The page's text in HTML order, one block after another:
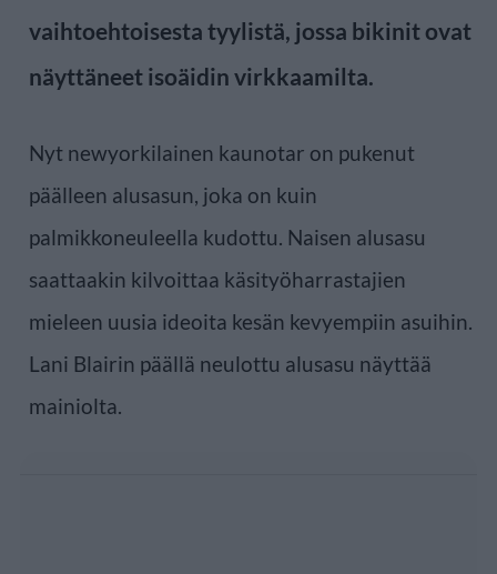
vaihtoehtoisesta tyylistä, jossa bikinit ovat
näyttäneet isoäidin virkkaamilta.
Nyt newyorkilainen kaunotar on pukenut
päälleen alusasun, joka on kuin
palmikkoneuleella kudottu. Naisen alusasu
saattaakin kilvoittaa käsityöharrastajien
mieleen uusia ideoita kesän kevyempiin asuihin.
Lani Blairin päällä neulottu alusasu näyttää
mainiolta.